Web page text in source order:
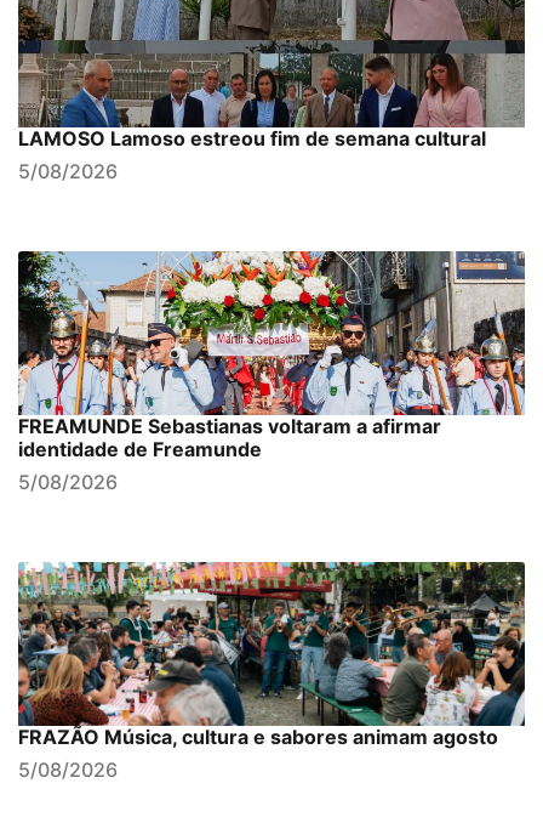
LAMOSO Lamoso estreou fim de semana cultural
5/08/2026
FREAMUNDE Sebastianas voltaram a afirmar
identidade de Freamunde
5/08/2026
FRAZÃO Música, cultura e sabores animam agosto
5/08/2026